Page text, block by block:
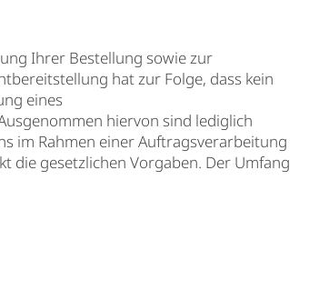
Ihrer Bestellung sowie zur
hat zur Folge, dass kein
eines
hiervon sind lediglich
im Rahmen einer Auftragsverarbeitung
die gesetzlichen Vorgaben. Der Umfang